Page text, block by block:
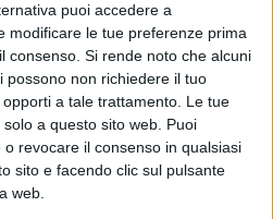
puoi accedere a
modificare le tue preferenze prima
consenso. Si rende noto che alcuni
possono non richiedere il tuo
a tale trattamento. Le tue
a questo sito web. Puoi
revocare il consenso in qualsiasi
sito e facendo clic sul pulsante
web.
il consiglio comunale
del seguente tema: "Sicurezza
e rafforzamenti dei presidi
riunione era stata richiesta
dopo i recenti fatti
anche due vittime a causa
in discoteca e all'interno di